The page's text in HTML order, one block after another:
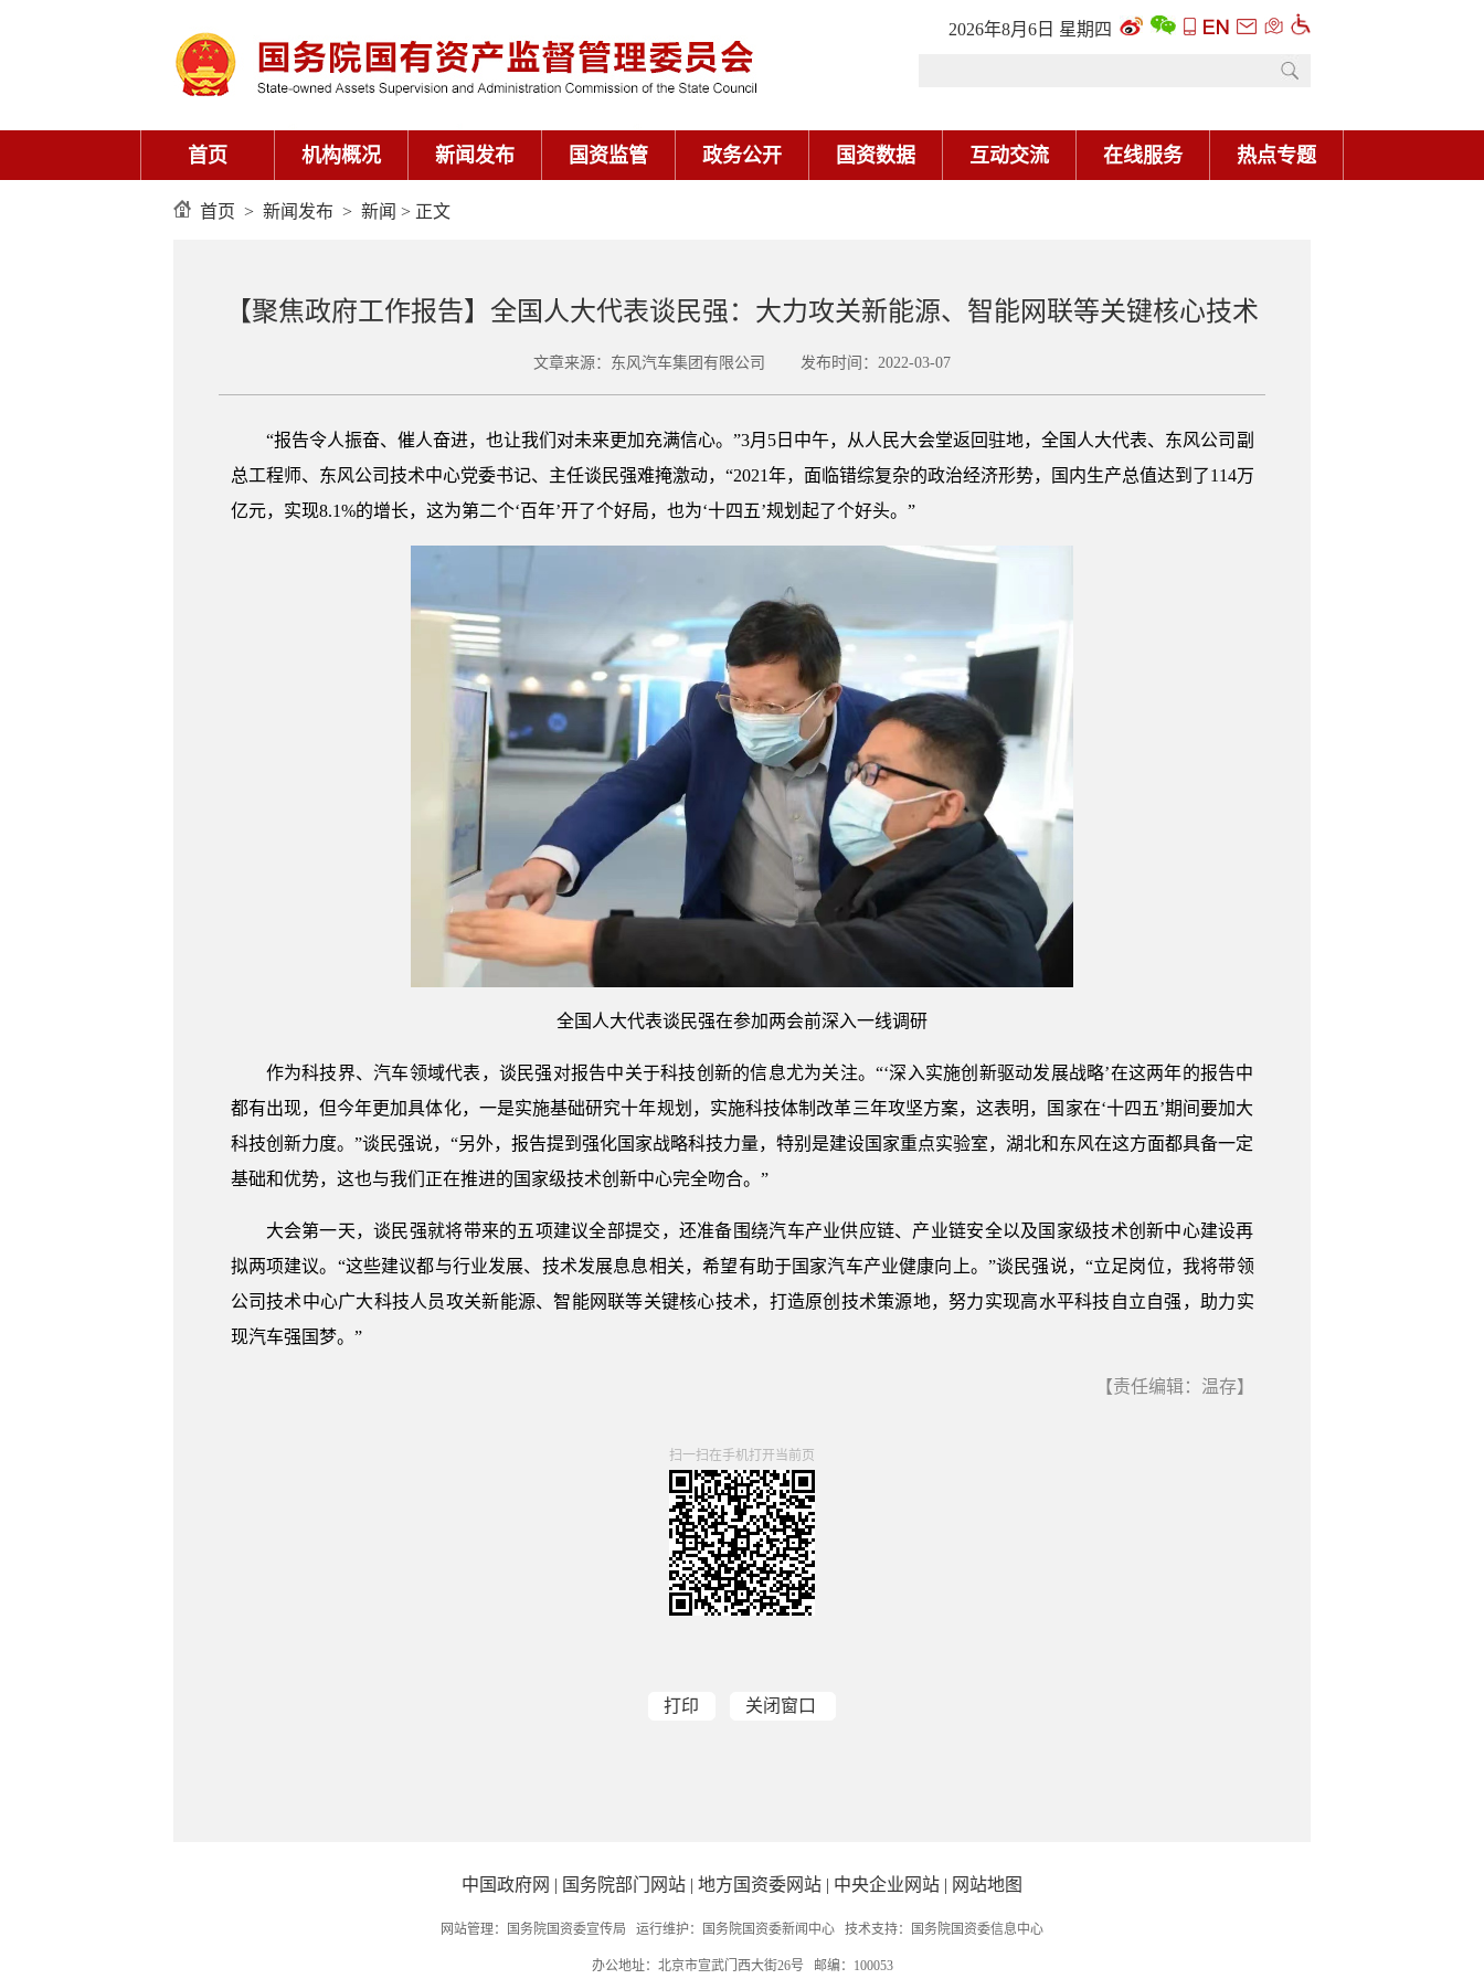
2026年8月6日 星期四
首页 机构概况 新闻发布 国资监管 政务公开 国资数据 互动交流 在线服务 热点专题
首页 > 新闻发布 > 新闻 > 正文
【聚焦政府工作报告】全国人大代表​谈民强：大力攻关新能源、智能网联等关键核心技术
文章来源：东风汽车集团有限公司 发布时间：2022-03-07
“报告令人振奋、催人奋进，也让我们对未来更加充满信心。”3月5日中午，从人民大会堂返回驻地，全国人大代表、东风公司副
总工程师、东风公司技术中心党委书记、主任谈民强难掩激动，“2021年，面临错综复杂的政治经济形势，国内生产总值达到了114万
亿元，实现8.1%的增长，这为第二个‘百年’开了个好局，也为‘十四五’规划起了个好头。”
全国人大代表谈民强在参加两会前深入一线调研
作为科技界、汽车领域代表，谈民强对报告中关于科技创新的信息尤为关注。“‘深入实施创新驱动发展战略’在这两年的报告中
都有出现，但今年更加具体化，一是实施基础研究十年规划，实施科技体制改革三年攻坚方案，这表明，国家在‘十四五’期间要加大
科技创新力度。”谈民强说，“另外，报告提到强化国家战略科技力量，特别是建设国家重点实验室，湖北和东风在这方面都具备一定
基础和优势，这也与我们正在推进的国家级技术创新中心完全吻合。”
大会第一天，谈民强就将带来的五项建议全部提交，还准备围绕汽车产业供应链、产业链安全以及国家级技术创新中心建设再
拟两项建议。“这些建议都与行业发展、技术发展息息相关，希望有助于国家汽车产业健康向上。”谈民强说，“立足岗位，我将带领
公司技术中心广大科技人员攻关新能源、智能网联等关键核心技术，打造原创技术策源地，努力实现高水平科技自立自强，助力实
现汽车强国梦。”
【责任编辑：温存】
扫一扫在手机打开当前页
打印 关闭窗口